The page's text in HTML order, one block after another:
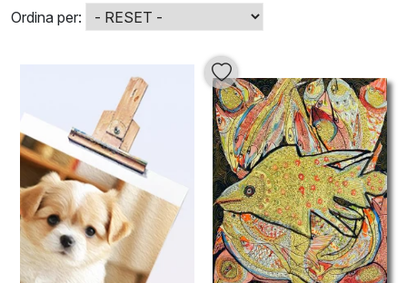
umane. Questo stile, caratterizzato da forme semplificate e
colori vividi, riflette l'essenza della vita quotidiana,
permettendo agli spettatori di ritrovare la bellezza nelle
piccole cose. In ogni opera preraffaellita si percepisce un
forte legame con le tradizioni e il folklore, rendendo ogni
pezzo unico e carico di significato.
Le nostreopere di Primitivismotrasmettono
un'atmosfera accogliente e vibrante, perfetta per arricchire
ciascun ambiente domestico o lavorativo. Queste pitture
non solo abbelliscono lo spazio, ma creano anche un
dialogo visivo che stimola la creatività e l'ispirazione.
Scegliere un'opera delPrimitivismosignifica investire in
un pezzo d'arte che racconta storie, evocando emozioni e
Ordina per: